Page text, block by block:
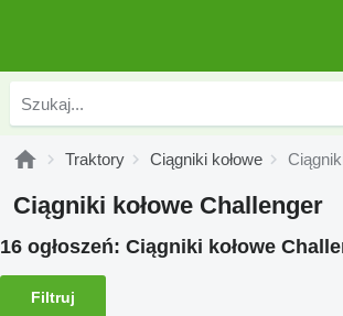
Traktory Ciągniki kołowe
Ciągniki kołowe Challenger
16 ogłoszeń: Ciągniki kołowe
Filtruj